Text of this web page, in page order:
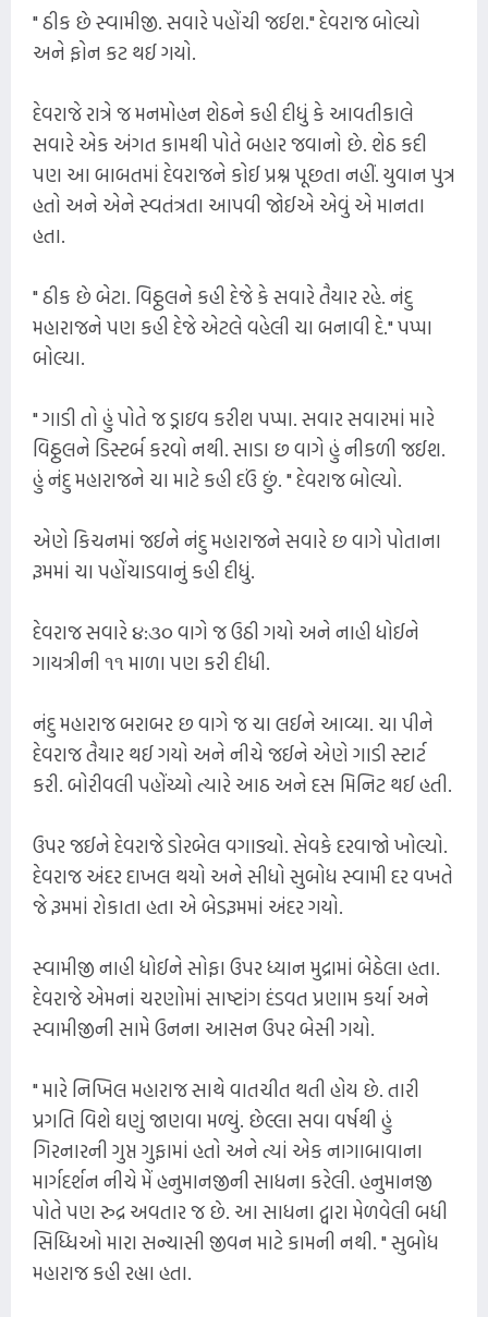
" ઠીક છે સ્વામીજી. સવારે પહોંચી જઈશ." દેવરાજ બોલ્યો
અને ફોન કટ થઈ ગયો.
દેવરાજે રાત્રે જ મનમોહન શેઠને કહી દીધું કે આવતીકાલે
સવારે એક અંગત કામથી પોતે બહાર જવાનો છે. શેઠ કદી
પણ આ બાબતમાં દેવરાજને કોઈ પ્રશ્ન પૂછતા નહીં. યુવાન પુત્ર
હતો અને એને સ્વતંત્રતા આપવી જોઈએ એવું એ માનતા
હતા.
" ઠીક છે બેટા. વિઠ્ઠલને કહી દેજે કે સવારે તૈયાર રહે. નંદુ
મહારાજને પણ કહી દેજે એટલે વહેલી ચા બનાવી દે." પપ્પા
બોલ્યા.
" ગાડી તો હું પોતે જ ડ્રાઇવ કરીશ પપ્પા. સવાર સવારમાં મારે
વિઠ્ઠલને ડિસ્ટર્બ કરવો નથી. સાડા છ વાગે હું નીકળી જઈશ.
હું નંદુ મહારાજને ચા માટે કહી દઉં છું. " દેવરાજ બોલ્યો.
એણે કિચનમાં જઈને નંદુ મહારાજને સવારે છ વાગે પોતાના
રૂમમાં ચા પહોંચાડવાનું કહી દીધું.
દેવરાજ સવારે ૪:૩૦ વાગે જ ઉઠી ગયો અને નાહી ધોઈને
ગાયત્રીની ૧૧ માળા પણ કરી દીધી.
નંદુ મહારાજ બરાબર છ વાગે જ ચા લઈને આવ્યા. ચા પીને
દેવરાજ તૈયાર થઈ ગયો અને નીચે જઈને એણે ગાડી સ્ટાર્ટ
કરી. બોરીવલી પહોંચ્યો ત્યારે આઠ અને દસ મિનિટ થઈ હતી.
ઉપર જઈને દેવરાજે ડોરબેલ વગાડ્યો. સેવકે દરવાજો ખોલ્યો.
દેવરાજ અંદર દાખલ થયો અને સીધો સુબોધ સ્વામી દર વખતે
જે રૂમમાં રોકાતા હતા એ બેડરૂમમાં અંદર ગયો.
સ્વામીજી નાહી ધોઈને સોફા ઉપર ધ્યાન મુદ્રામાં બેઠેલા હતા.
દેવરાજે એમનાં ચરણોમાં સાષ્ટાંગ દંડવત પ્રણામ કર્યા અને
સ્વામીજીની સામે ઉનના આસન ઉપર બેસી ગયો.
" મારે નિખિલ મહારાજ સાથે વાતચીત થતી હોય છે. તારી
પ્રગતિ વિશે ઘણું જાણવા મળ્યું. છેલ્લા સવા વર્ષથી હું
ગિરનારની ગુપ્ત ગુફામાં હતો અને ત્યાં એક નાગાબાવાના
માર્ગદર્શન નીચે મેં હનુમાનજીની સાધના કરેલી. હનુમાનજી
પોતે પણ રુદ્ર અવતાર જ છે. આ સાધના દ્વારા મેળવેલી બધી
સિધ્ધિઓ મારા સન્યાસી જીવન માટે કામની નથી. " સુબોધ
મહારાજ કહી રહ્યા હતા.